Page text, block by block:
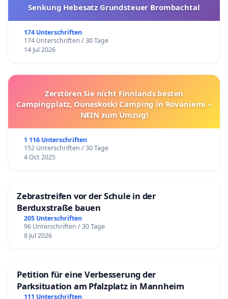
Senkung Hebesatz Grundsteuer Brombachtal
174 Unterschriften
174 Unterschriften / 30 Tage
14 Jul 2026
Zerstören Sie nicht Finnlands besten
Campingplatz, Ounaskoski Camping in Rovaniemi –
NEIN zum Umzug!
1 116 Unterschriften
152 Unterschriften / 30 Tage
4 Oct 2025
Zebrastreifen vor der Schule in der
Berduxstraße bauen
205 Unterschriften
96 Unterschriften / 30 Tage
8 Jul 2026
Petition für eine Verbesserung der
Parksituation am Pfalzplatz in Mannheim
111 Unterschriften